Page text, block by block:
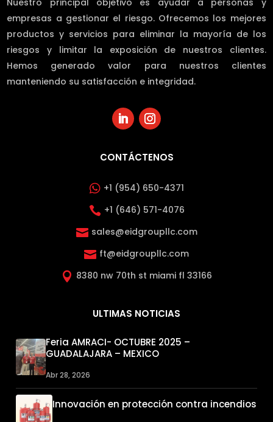
Nuestro principal objetivo es ayudar a personas y
empresas a gestionar el riesgo. Ofrecemos los mejores
productos y servicios para eliminar la mayoría de los
riesgos y limitar la exposición de nuestros clientes.
Hemos generado valor para nuestros clientes
manteniendo su satisfacción e integridad.
CONTÁCTENOS
 +1 (954) 650-4371
 +1 (646) 571-4076
 sales@eidgroupllc.com
 ft@eidgroupllc.com
 8380 nw 70th st miami fl 33166
ULTIMAS NOTICIAS
Feria AMRACI- OCTUBRE 2025 –
GUADALAJARA – MEXICO
Abr 28, 2026
Innovación en protección contra incendios